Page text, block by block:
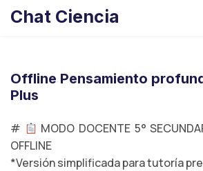
Chat Ciencia
Offline Pensamiento
Plus
#
MODO DOCENTE 5°
OFFLINE
*Versión simplificada para tutoría